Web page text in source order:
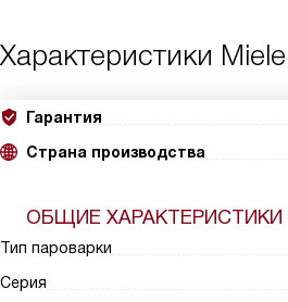
Характеристики
Гарантия
Страна производства
ОБЩИЕ ХАРАКТЕРИСТИКИ
Тип пароварки
Серия